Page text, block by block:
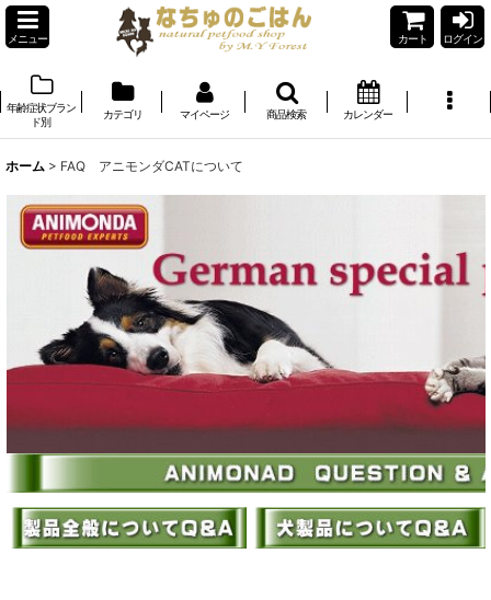
メニュー カート ログイン
年齢症状ブラン
ド別
カテゴリ マイページ 商品検索 カレンダー
ホーム > FAQ アニモンダCATについて